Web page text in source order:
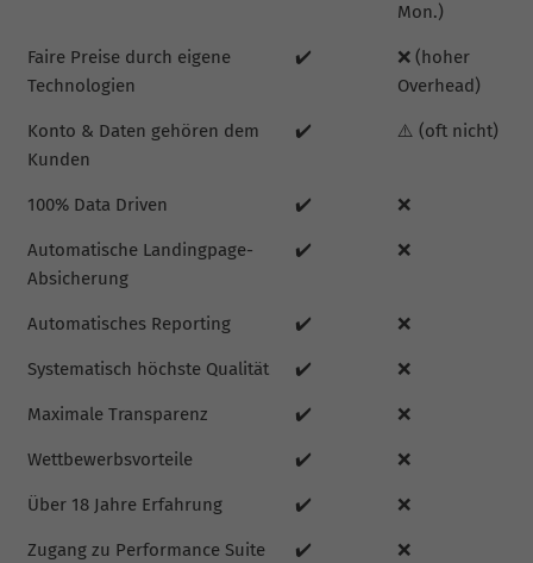
Mon.)
Faire Preise durch eigene
Technologien
✔️
❌ (hoher
Overhead)
Konto & Daten gehören dem
Kunden
✔️ ⚠️ (oft nicht)
100% Data Driven ✔️ ❌
Automatische Landingpage-
Absicherung
✔️ ❌
Automatisches Reporting ✔️ ❌
Systematisch höchste Qualität ✔️ ❌
Maximale Transparenz ✔️ ❌
Wettbewerbsvorteile ✔️ ❌
Über 18 Jahre Erfahrung ✔️ ❌
Zugang zu Performance Suite ✔️ ❌
Sales Manager
Hallo, willkommen bei